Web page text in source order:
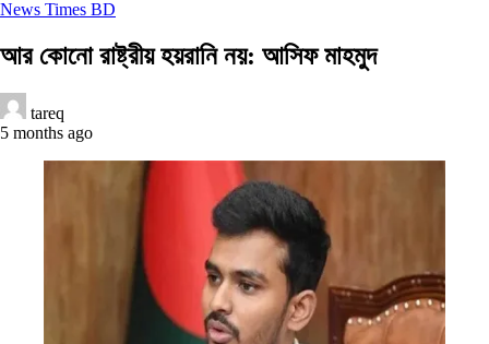
News Times BD
আর কোনো রাষ্ট্রীয় হয়রানি নয়: আসিফ মাহমুদ
tareq
5 months ago